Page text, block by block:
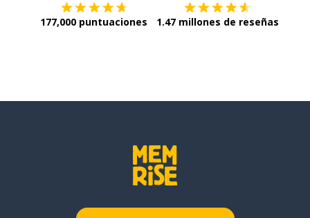
177,000 puntuaciones 1.47 millones de reseñas